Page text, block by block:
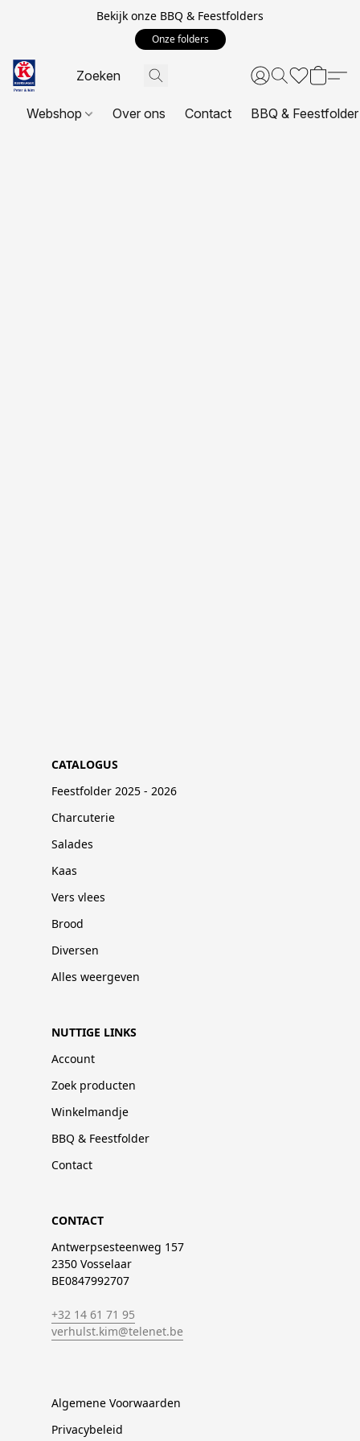
Bekijk onze BBQ & Feestfolders
Onze folders
Webshop Over ons Contact BBQ & Feestfolder
CATALOGUS
Feestfolder 2025 - 2026
Charcuterie
Salades
Kaas
Vers vlees
Brood
Diversen
Alles weergeven
NUTTIGE LINKS
Account
Zoek producten
Winkelmandje
BBQ & Feestfolder
Contact
CONTACT
Antwerpsesteenweg 157
2350 Vosselaar
BE0847992707
+32 14 61 71 95
verhulst.kim@telenet.be
Algemene Voorwaarden
Privacybeleid